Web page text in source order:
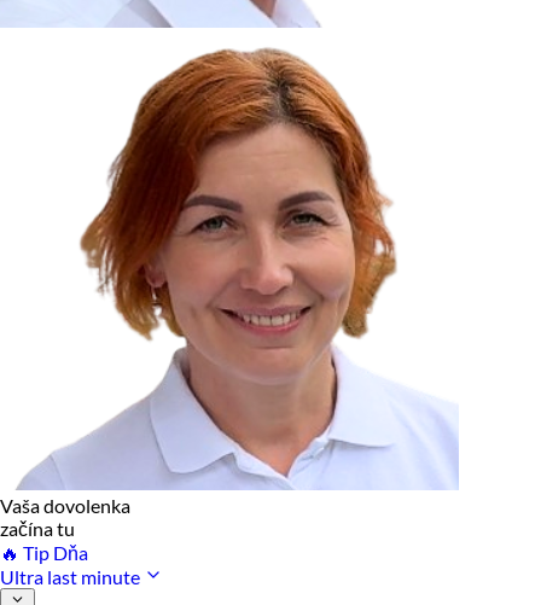
Vaša dovolenka
začína tu
🔥 Tip Dňa
Ultra last minute
zariadení, pokiaľ sú nevyhnutne nutné pre prevádzku tejto
Cookies, ktoré používame
Technické a nevyhnutné cookies
Analytické a marketingové cookies
Reklamné úložisko
Reklamné používateľské dáta
Personalizácia reklám
Povoliť vybrané
Odmietnuť